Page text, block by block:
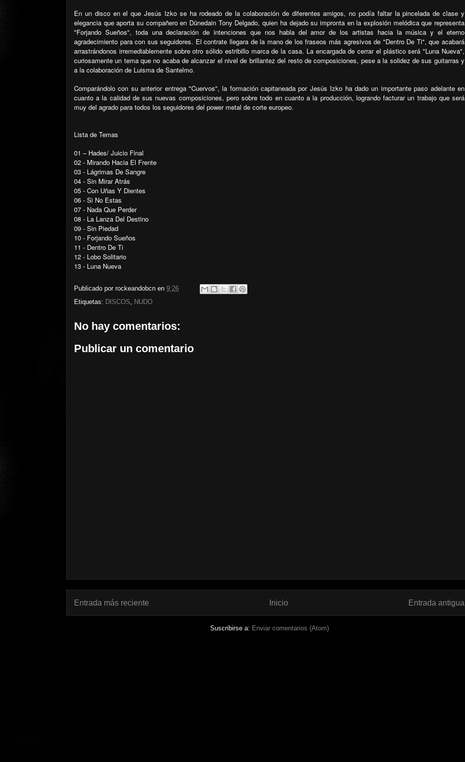
En un disco en el que Jesús Izko se ha rodeado de la colaboración de diferentes amigos, no podía faltar la pincelada de clase y
elegancia que aporta su compañero en Dünedain Tony Delgado, quien ha dejado su impronta en la explosión melódica que representa
"Forjando Sueños", toda una declaración de intenciones que nos habla del amor de los artistas hacia la música y el eterno
agradecimiento para con sus seguidores. El contrate llegara de la mano de los fraseos más agresivos de "Dentro De Ti", que acabará
arrastrándonos irremediablemente sobre otro sólido estribillo marca de la casa. La encargada de cerrar el plástico será "Luna Nueva",
curiosamente un tema que no acaba de alcanzar el nivel de brillantez del resto de composiciones, pese a la solidez de sus guitarras y
a la colaboración de Luisma de Santelmo.
Comparándolo con su anterior entrega "Cuervos", la formación capitaneada por Jesús Izko ha dado un importante paso adelante en
cuanto a la calidad de sus nuevas composiciones, pero sobre todo en cuanto a la producción, logrando facturar un trabajo que será
muy del agrado para todos los seguidores del power metal de corte europeo.
Lista de Temas
01 – Hades/ Juicio Final
02 - Mirando Hacia El Frente
03 - Lágrimas De Sangre
04 - Sin Mirar Atrás
05 - Con Uñas Y Dientes
06 - Si No Estas
07 - Nada Que Perder
08 - La Lanza Del Destino
09 - Sin Piedad
10 - Forjando Sueños
11 - Dentro De Ti
12 - Lobo Solitario
13 - Luna Nueva
Publicado por rockeandobcn en 9:26
Etiquetas: DISCOS NUDO
No hay comentarios:
Publicar un comentario
Entrada más reciente Entrada antigua
Inicio
Suscribirse a: Enviar comentarios (Atom)